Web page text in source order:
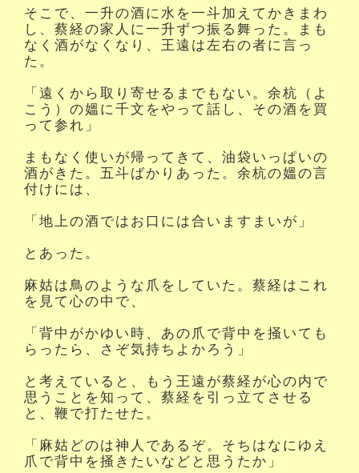
そこで、一升の酒に水を一斗加えてかきまわ
し、蔡経の家人に一升ずつ振る舞った。まも
なく酒がなくなり、王遠は左右の者に言っ
た。
「遠くから取り寄せるまでもない。余杭（よ
こう）の媼に千文をやって話し、その酒を買
って参れ」
まもなく使いが帰ってきて、油袋いっぱいの
酒がきた。五斗ばかりあった。余杭の媼の言
付けには、
「地上の酒ではお口には合いますまいが」
とあった。
麻姑は鳥のような爪をしていた。蔡経はこれ
を見て心の中で、
「背中がかゆい時、あの爪で背中を掻いても
らったら、さぞ気持ちよかろう」
と考えていると、もう王遠が蔡経が心の内で
思うことを知って、蔡経を引っ立てさせる
と、鞭で打たせた。
「麻姑どのは神人であるぞ。そちはなにゆえ
爪で背中を掻きたいなどと思うたか」